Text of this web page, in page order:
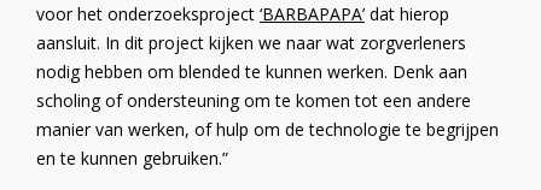
voor het onderzoeksproject ‘BARBAPAPA’ dat hierop
aansluit. In dit project kijken we naar wat zorgverleners
nodig hebben om blended te kunnen werken. Denk aan
scholing of ondersteuning om te komen tot een andere
manier van werken, of hulp om de technologie te begrijpen
en te kunnen gebruiken.”